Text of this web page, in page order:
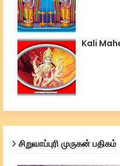
Kali
சிறுவாப்புரி முருகன் பதிகம்